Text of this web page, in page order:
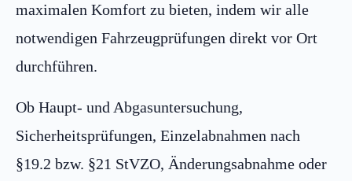
maximalen Komfort zu bieten, indem wir alle
notwendigen Fahrzeugprüfungen direkt vor Ort
durchführen.
Ob Haupt- und Abgasuntersuchung,
Sicherheitsprüfungen, Einzelabnahmen nach
§19.2 bzw. §21 StVZO, Änderungsabnahme oder